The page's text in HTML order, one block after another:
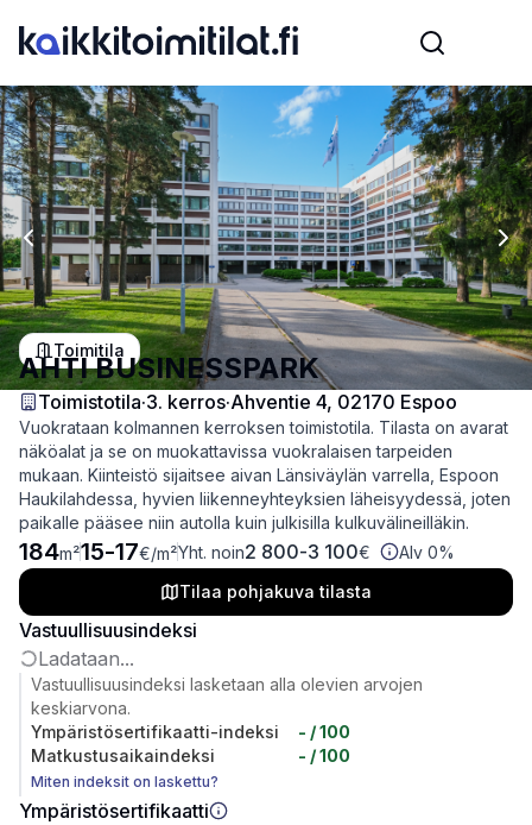
Previous slide
Toimitila
AHTI BUSINESSPARK
Toimistotila·3. kerros·Ahventie 4, 02170 Espoo
Vuokrataan kolmannen kerroksen toimistotila. Tilasta on avarat
näköalat ja se on muokattavissa vuokralaisen tarpeiden
mukaan. Kiinteistö sijaitsee aivan Länsiväylän varrella, Espoon
Haukilahdessa, hyvien liikenneyhteyksien läheisyydessä, joten
paikalle pääsee niin autolla kuin julkisilla kulkuvälineilläkin.
184m²15-17€/m²Yht. noin2 800-3 100€
Alv 0%
Tilaa pohjakuva tilasta
Vastuullisuusindeksi
Ladataan...
Vastuullisuusindeksi lasketaan alla olevien arvojen
keskiarvona.
Ympäristösertifikaatti-indeksi
- / 100
Matkustusaikaindeksi
- / 100
Miten indeksit on laskettu?
Ympäristösertifikaatti